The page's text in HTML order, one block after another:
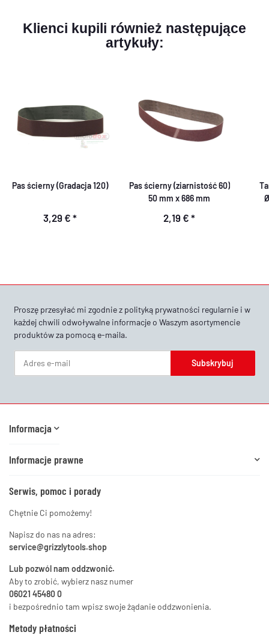
Klienci kupili również następujące
artykuły:
Pas ścierny (Gradacja 120)
3,29 € *
Pas ścierny (ziarnistość 60)
50 mm x 686 mm
2,19 € *
Proszę przesyłać mi zgodnie z polityką prywatności regularnie i w
każdej chwili odwoływalne informacje o Waszym asortymencie
produktów za pomocą e-maila.
Subskrybuj
Informacja
Informacje prawne
Serwis, pomoc i porady
Chętnie Ci pomożemy!
Napisz do nas na adres:
service@grizzlytools.shop
Lub pozwól nam oddzwonić.
Aby to zrobić, wybierz nasz numer
06021 45480 0
i bezpośrednio tam wpisz swoje żądanie oddzwonienia.
Metody płatności